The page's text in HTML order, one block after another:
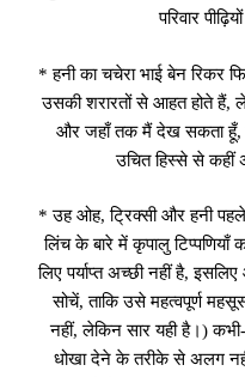
परिवार
* हनी का चचेरा भाई बेन रिकर
उसकी शरारतों से आहत होते हैं,
और जहाँ तक मैं देख सकता हूँ,
उचित हिस्से से कहीं
* उह ओह, ट्रिक्सी और हनी
लिंच के बारे में कृपालु
लिए पर्याप्त अच्छी नहीं है,
सोचें, ताकि उसे महत्वपूर्ण
नहीं, लेकिन सार यही है।) कभी-
धोखा देने के तरीके से अलग